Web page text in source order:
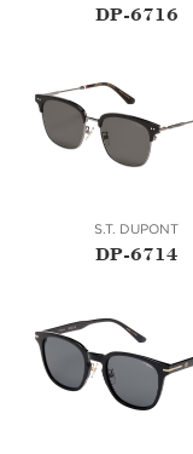
DP-6716
S.T. DUPONT
DP-6714